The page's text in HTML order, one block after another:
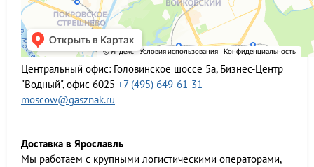
Центральный офис: Головинское шоссе 5а, Бизнес-Центр
"Водный", офис 6025 +7 (495) 649-61-31
moscow@gasznak.ru
Доставка в Ярославль
Мы работаем c крупными логистическими операторами,